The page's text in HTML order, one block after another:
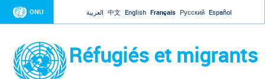
Jump to navigation
ONU العربية 中文 English Français Русский Español
Réfugiés et migrants